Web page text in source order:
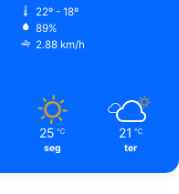
22º - 18º
89%
2.88 km/h
25 ℃
seg
21 ℃
ter